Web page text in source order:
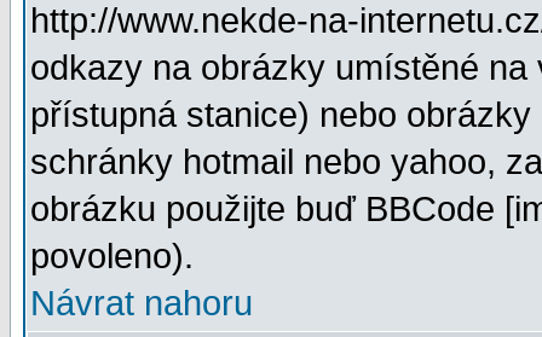
http://www.nekde-na-
odkazy na obrázky umístěné
přístupná stanice) nebo
schránky hotmail nebo yahoo,
obrázku použijte buď BBCode
povoleno).
Návrat nahoru